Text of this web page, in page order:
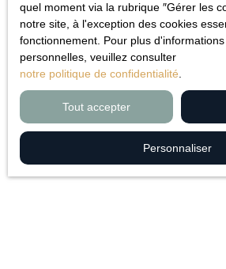
Modifications des
légales
L’éditeur se réserve le droit de modifier,
moment, les mentions légales du site.
constitue l’acceptation des mentions
Loi applicable
quel moment via la rubrique ″Gérer les
notre site, à l'exception des cookies
fonctionnement. Pour plus
personnelles, veuillez consulter
notre politique de confidentialité
Tout accepter
Personnaliser